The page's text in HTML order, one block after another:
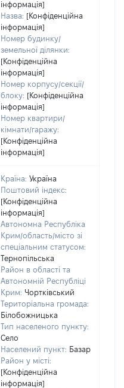
інформація]
Назва: [Конфіденційна
інформація]
Номер будинку/
земельної ділянки:
[Конфіденційна
інформація]
Номер корпусу/секції/
блоку: [Конфіденційна
інформація]
Номер квартири/
кімнати/гаражу:
[Конфіденційна
інформація]
Країна: Україна
Поштовий індекс:
[Конфіденційна
інформація]
Автономна Республіка
Крим/область/місто зі
спеціальним статусом:
Тернопільська
Район в області та
Автономній Республіці
Крим: Чортківський
Територіальна громада:
Білобожницька
Тип населеного пункту:
Село
Населений пункт: Базар
Район у місті:
[Конфіденційна
інформація]